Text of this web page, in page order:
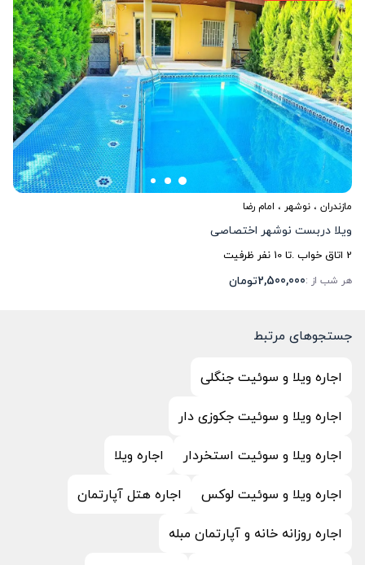
مازندران ، نوشهر ، امام رضا
ویلا دربست نوشهر اختصاصی
2 اتاق خواب .تا10 نفر ظرفیت
هر شب از :2,500,000تومان
جستجوهای مرتبط
اجاره ویلا و سوئیت جنگلی
اجاره ویلا و سوئیت جکوزی دار
اجاره ویلا و سوئیت استخردار
اجاره ویلا
اجاره ویلا و سوئیت لوکس
اجاره هتل آپارتمان
اجاره روزانه خانه و آپارتمان مبله